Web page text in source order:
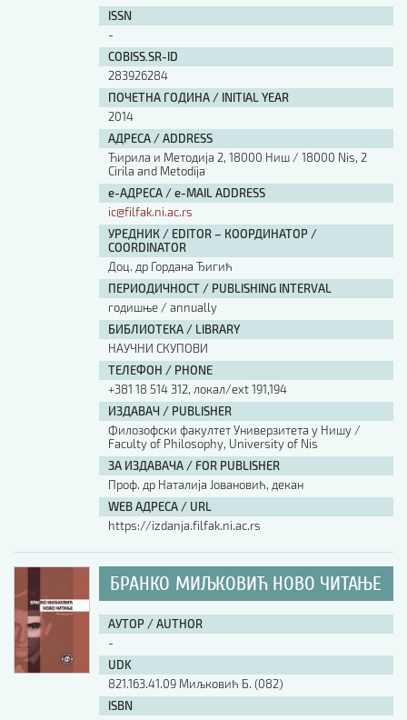
ISSN
-
COBISS.SR-ID
283926284
ПОЧЕТНА ГОДИНА / INITIAL YEAR
2014
АДРЕСА / ADDRESS
Ћирила и Методија 2, 18000 Ниш / 18000 Nis, 2
Cirila and Metodija
е-АДРЕСА / e-MAIL ADDRESS
ic@filfak.ni.ac.rs
УРЕДНИК / EDITOR – КООРДИНАТОР /
COORDINATOR
Доц. др Гордана Ђигић
ПЕРИОДИЧНОСТ / PUBLISHING INTERVAL
годишње / annually
БИБЛИОТЕКА / LIBRARY
НАУЧНИ СКУПОВИ
ТЕЛЕФОН / PHONE
+381 18 514 312, локал/ext 191,194
ИЗДАВАЧ / PUBLISHER
Филозофски факултет Универзитета у Нишу /
Faculty of Philosophy, University of Nis
ЗА ИЗДАВАЧА / FOR PUBLISHER
Проф. др Наталија Јовановић, декан
WEB АДРЕСА / URL
https://izdanja.filfak.ni.ac.rs
БРАНКО МИЉКОВИЋ НОВО ЧИТАЊЕ
АУТОР / AUTHOR
-
UDK
821.163.41.09 Миљковић Б. (082)
ISBN